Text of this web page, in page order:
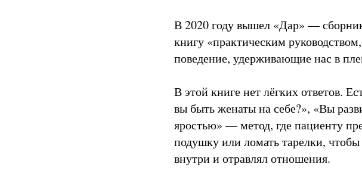
В 2020 году вышел «Дар» —
книгу «практическим
поведение, удерживающие нас в
В этой книге нет лёгких ответов.
вы быть женаты на себе?», «Вы
яростью» — метод, где пациенту
подушку или ломать тарелки,
внутри и отравлял отношения.